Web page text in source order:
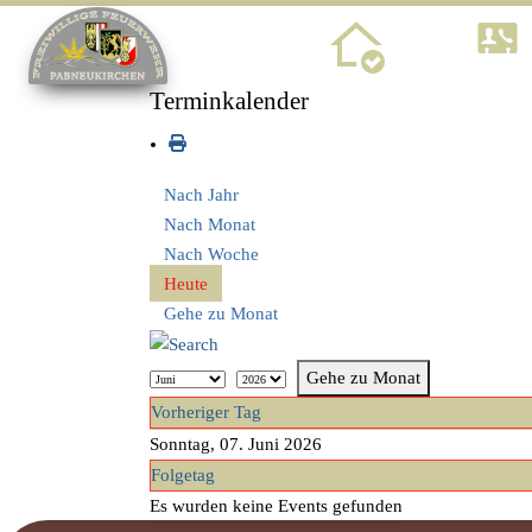
Terminkalender
Nach Jahr
Nach Monat
Nach Woche
Heute
Gehe zu Monat
Gehe zu Monat
Vorheriger Tag
Sonntag, 07. Juni 2026
Folgetag
Es wurden keine Events gefunden